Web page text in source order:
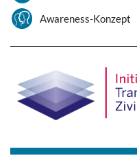
Awareness-Konzept